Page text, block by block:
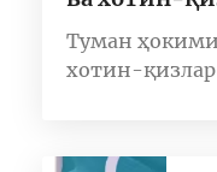
Туман ҳокими
хотин-